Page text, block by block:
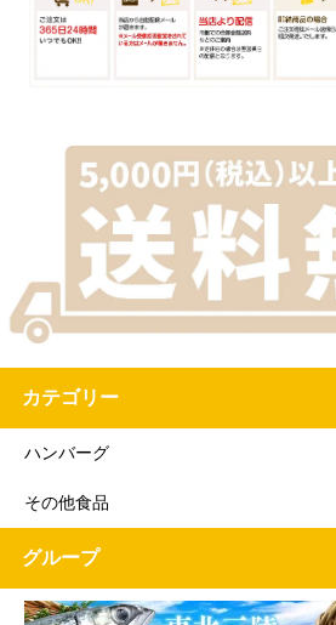
カテゴリー
ハンバーグ
その他食品
グループ